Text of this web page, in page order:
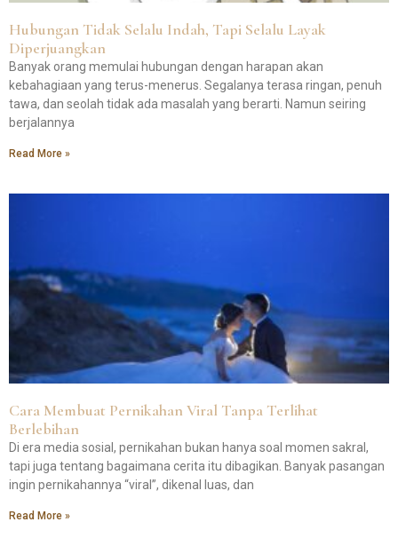
Hubungan Tidak Selalu Indah, Tapi Selalu Layak
Diperjuangkan
Banyak orang memulai hubungan dengan harapan akan
kebahagiaan yang terus-menerus. Segalanya terasa ringan, penuh
tawa, dan seolah tidak ada masalah yang berarti. Namun seiring
berjalannya
Read More »
Cara Membuat Pernikahan Viral Tanpa Terlihat
Berlebihan
Di era media sosial, pernikahan bukan hanya soal momen sakral,
tapi juga tentang bagaimana cerita itu dibagikan. Banyak pasangan
ingin pernikahannya “viral”, dikenal luas, dan
Read More »